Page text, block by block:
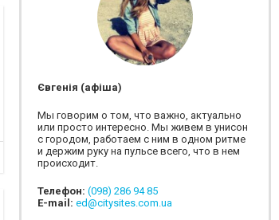
Євгенія (афіша)
Мы говорим о том, что важно, актуально
или просто интересно. Мы живем в унисон
с городом, работаем с ним в одном ритме
и держим руку на пульсе всего, что в нем
происходит.
Телефон: (098) 286 94 85
E-mail: ed@citysites.com.ua